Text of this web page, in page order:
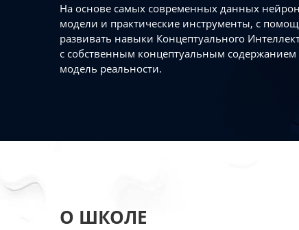
На основе самых современных данных
модели и практические инструменты, с
развивать навыки Концептуального
с собственным концептуальным
модель реальности.
О ШКОЛЕ